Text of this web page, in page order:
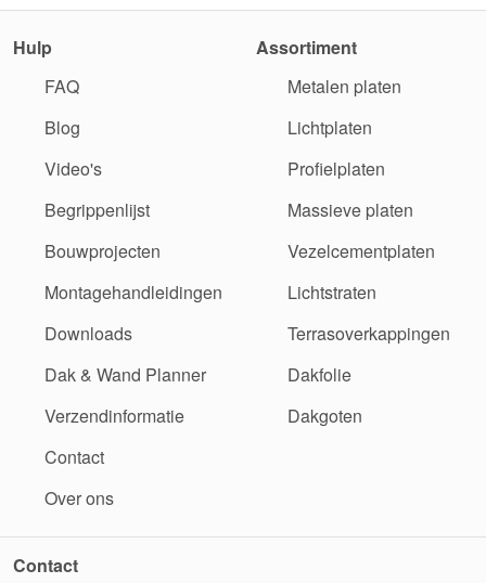
Hulp
FAQ
Blog
Video's
Begrippenlijst
Bouwprojecten
Montagehandleidingen
Downloads
Dak & Wand Planner
Verzendinformatie
Contact
Over ons
Assortiment
Metalen platen
Lichtplaten
Profielplaten
Massieve platen
Vezelcementplaten
Lichtstraten
Terrasoverkappingen
Dakfolie
Dakgoten
Contact